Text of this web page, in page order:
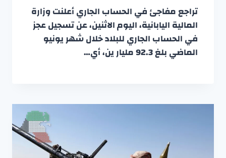
تراجع مفاجئ في الحساب الجاري أعلنت وزارة
المالية اليابانية، اليوم الاثنين، عن تسجيل عجز
في الحساب الجاري للبلاد خلال شهر يونيو
الماضي بلغ 92.3 مليار ين، أي…